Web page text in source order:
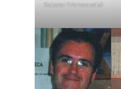
Salazar (Venezuela)